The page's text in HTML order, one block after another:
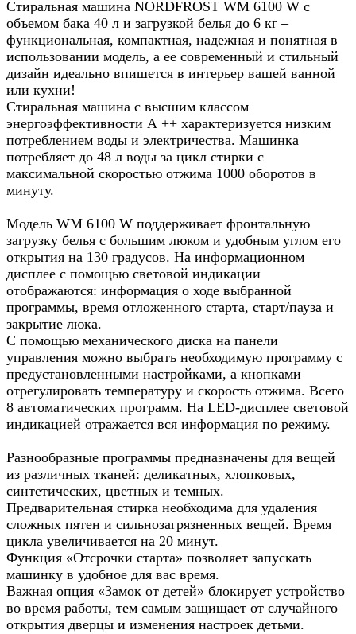
Стиральная машина NORDFROST WM 6100 W с
объемом бака 40 л и загрузкой белья до 6 кг –
функциональная, компактная, надежная и понятная в
использовании модель, а ее современный и стильный
дизайн идеально впишется в интерьер вашей ванной
или кухни!
Стиральная машина с высшим классом
энергоэффективности А ++ характеризуется низким
потреблением воды и электричества. Машинка
потребляет до 48 л воды за цикл стирки с
максимальной скоростью отжима 1000 оборотов в
минуту.
Модель WM 6100 W поддерживает фронтальную
загрузку белья с большим люком и удобным углом его
открытия на 130 градусов. На информационном
дисплее с помощью световой индикации
отображаются: информация о ходе выбранной
программы, время отложенного старта, старт/пауза и
закрытие люка.
С помощью механического диска на панели
управления можно выбрать необходимую программу с
предустановленными настройками, а кнопками
отрегулировать температуру и скорость отжима. Всего
8 автоматических программ. На LED-дисплее световой
индикацией отражается вся информация по режиму.
Разнообразные программы предназначены для вещей
из различных тканей: деликатных, хлопковых,
синтетических, цветных и темных.
Предварительная стирка необходима для удаления
сложных пятен и сильнозагрязненных вещей. Время
цикла увеличивается на 20 минут.
Функция «Отсрочки старта» позволяет запускать
машинку в удобное для вас время.
Важная опция «Замок от детей» блокирует устройство
во время работы, тем самым защищает от случайного
открытия дверцы и изменения настроек детьми.